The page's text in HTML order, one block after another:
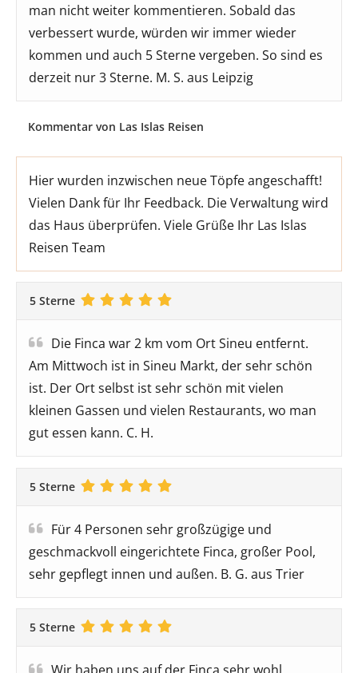
man nicht weiter kommentieren. Sobald das
verbessert wurde, würden wir immer wieder
kommen und auch 5 Sterne vergeben. So sind es
derzeit nur 3 Sterne. M. S. aus Leipzig
Kommentar von Las Islas Reisen
Hier wurden inzwischen neue Töpfe angeschafft!
Vielen Dank für Ihr Feedback. Die Verwaltung wird
das Haus überprüfen. Viele Grüße Ihr Las Islas
Reisen Team
5 Sterne
Die Finca war 2 km vom Ort Sineu entfernt.
Am Mittwoch ist in Sineu Markt, der sehr schön
ist. Der Ort selbst ist sehr schön mit vielen
kleinen Gassen und vielen Restaurants, wo man
gut essen kann. C. H.
5 Sterne
Für 4 Personen sehr großzügige und
geschmackvoll eingerichtete Finca, großer Pool,
sehr gepflegt innen und außen. B. G. aus Trier
5 Sterne